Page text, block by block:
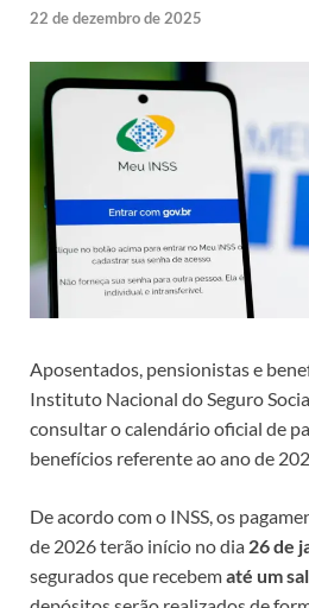
22 de dezembro de 2025
Aposentados, pensionistas e
Instituto Nacional do Seguro
consultar o calendário oficial de
benefícios referente ao ano de
De acordo com o INSS, os
de 2026 terão início no dia 26 de
segurados que recebematé um